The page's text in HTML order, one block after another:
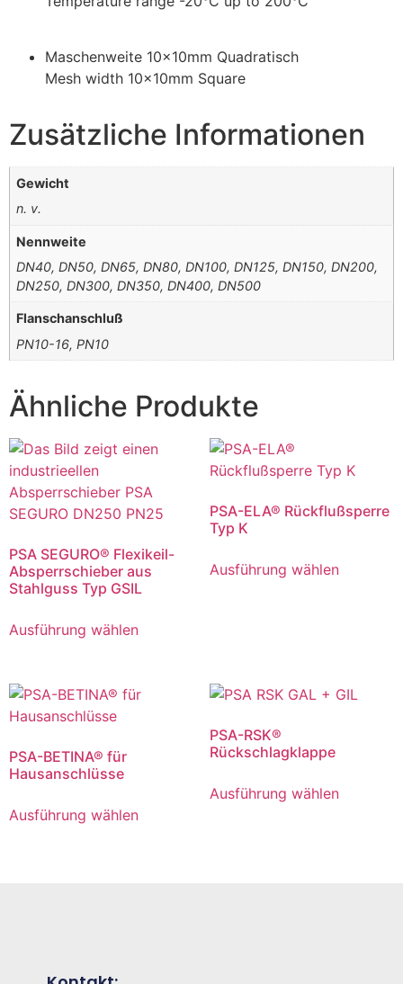
Maschenweite 10x10mm Quadratisch
Mesh width 10x10mm Square
Zusätzliche Informationen
Gewicht
n. v.
Nennweite
DN40, DN50, DN65, DN80, DN100, DN125, DN150, DN200,
DN250, DN300, DN350, DN400, DN500
Flanschanschluß
PN10-16, PN10
Ähnliche Produkte
PSA SEGURO® Flexikeil-
Absperrschieber aus
Stahlguss Typ GSIL
Ausführung wählen
PSA-ELA® Rückflußsperre
Typ K
Ausführung wählen
PSA-BETINA® für
Hausanschlüsse
Ausführung wählen
PSA-RSK®
Rückschlagklappe
Ausführung wählen